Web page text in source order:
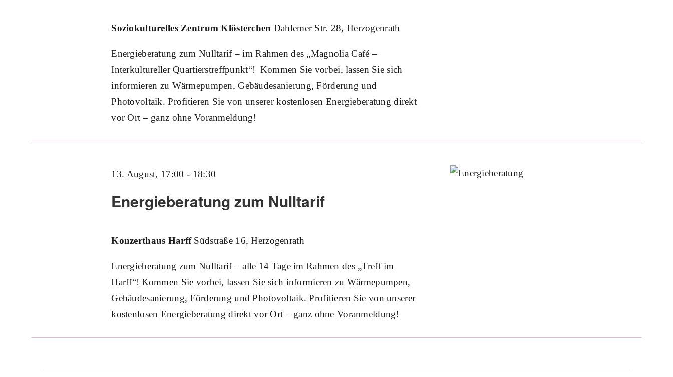
Soziokulturelles Zentrum Klösterchen Dahlemer Str. 28, Herzogenrath
Energieberatung zum Nulltarif – im Rahmen des „Magnolia Café –
Interkultureller Quartierstreffpunkt“! Kommen Sie vorbei, lassen Sie sich
informieren zu Wärmepumpen, Gebäudesanierung, Förderung und
Photovoltaik. Profitieren Sie von unserer kostenlosen Energieberatung direkt
vor Ort – ganz ohne Voranmeldung!
Energieberatung zum Nulltarif
13. August, 17:00 - 18:30
Konzerthaus Harff Südstraße 16, Herzogenrath
Energieberatung zum Nulltarif – alle 14 Tage im Rahmen des „Treff im
Harff“! Kommen Sie vorbei, lassen Sie sich informieren zu Wärmepumpen,
Gebäudesanierung, Förderung und Photovoltaik. Profitieren Sie von unserer
kostenlosen Energieberatung direkt vor Ort – ganz ohne Voranmeldung!